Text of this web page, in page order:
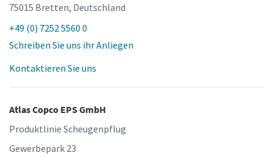
75015 Bretten, Deutschland
+49 (0) 7252 5560 0
Schreiben Sie uns ihr Anliegen
Kontaktieren Sie uns
Atlas Copco EPS GmbH
Produktlinie Scheugenpflug
Gewerbepark 23